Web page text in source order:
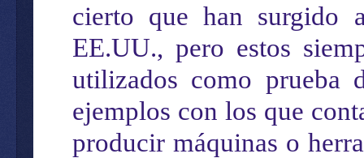
cierto que han surgido
EE.UU., pero estos
utilizados como prueba
ejemplos con los que
producir máquinas o